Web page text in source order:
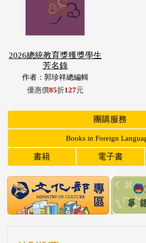
2026總統教育獎獲獎學生
芳名錄
作者：郭珍祥總編輯
優惠價85折127元
團購服務
Books in Foreign
書籍 電子書